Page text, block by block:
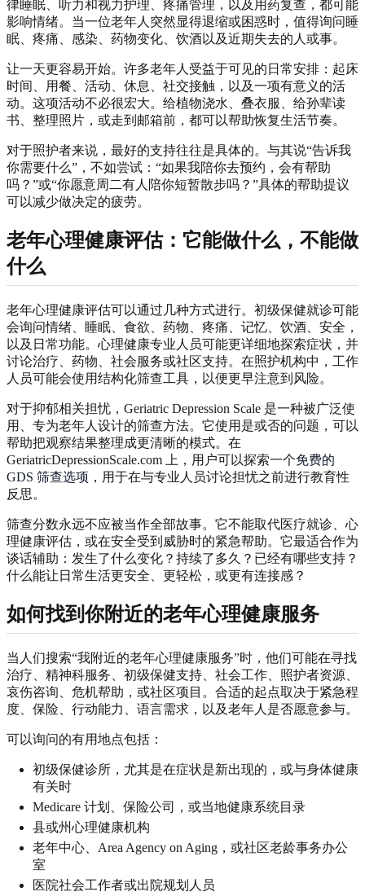
律睡眠、听力和视力护理、疼痛管理，以及用药复查，都可能
影响情绪。当一位老年人突然显得退缩或困惑时，值得询问睡
眠、疼痛、感染、药物变化、饮酒以及近期失去的人或事。
让一天更容易开始。许多老年人受益于可见的日常安排：起床
时间、用餐、活动、休息、社交接触，以及一项有意义的活
动。这项活动不必很宏大。给植物浇水、叠衣服、给孙辈读
书、整理照片，或走到邮箱前，都可以帮助恢复生活节奏。
对于照护者来说，最好的支持往往是具体的。与其说“告诉我
你需要什么”，不如尝试：“如果我陪你去预约，会有帮助
吗？”或“你愿意周二有人陪你短暂散步吗？”具体的帮助提议
可以减少做决定的疲劳。
老年心理健康评估：它能做什么，不能做
什么
老年心理健康评估可以通过几种方式进行。初级保健就诊可能
会询问情绪、睡眠、食欲、药物、疼痛、记忆、饮酒、安全，
以及日常功能。心理健康专业人员可能更详细地探索症状，并
讨论治疗、药物、社会服务或社区支持。在照护机构中，工作
人员可能会使用结构化筛查工具，以便更早注意到风险。
对于抑郁相关担忧，Geriatric Depression Scale 是一种被广泛使
用、专为老年人设计的筛查方法。它使用是或否的问题，可以
帮助把观察结果整理成更清晰的模式。在
GeriatricDepressionScale.com 上，用户可以探索一个免费的
GDS 筛查选项 ，用于在与专业人员讨论担忧之前进行教育性
反思。
筛查分数永远不应被当作全部故事。它不能取代医疗就诊、心
理健康评估，或在安全受到威胁时的紧急帮助。它最适合作为
谈话辅助：发生了什么变化？持续了多久？已经有哪些支持？
什么能让日常生活更安全、更轻松，或更有连接感？
如何找到你附近的老年心理健康服务
当人们搜索“我附近的老年心理健康服务”时，他们可能在寻找
治疗、精神科服务、初级保健支持、社会工作、照护者资源、
哀伤咨询、危机帮助，或社区项目。合适的起点取决于紧急程
度、保险、行动能力、语言需求，以及老年人是否愿意参与。
可以询问的有用地点包括：
初级保健诊所，尤其是在症状是新出现的，或与身体健康
有关时
Medicare 计划、保险公司，或当地健康系统目录
县或州心理健康机构
老年中心、Area Agency on Aging，或社区老龄事务办公
室
医院社会工作者或出院规划人员